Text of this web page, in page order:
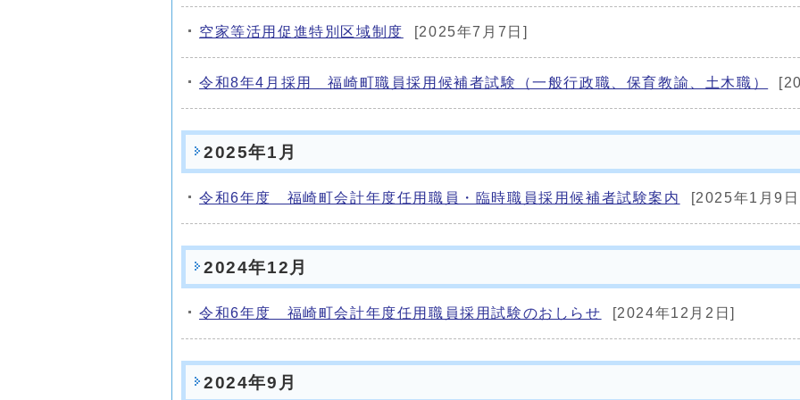
空家等活用促進特別区域制度 [2025年7月7日]
令和8年4月採用 福崎町職員採用候補者試験（一般行政職、保育教諭、土木職）
2025年1月
令和6年度 福崎町会計年度任用職員・臨時職員採用候補者試験案内 [2025年1月9日
2024年12月
令和6年度 福崎町会計年度任用職員採用試験のおしらせ [2024年12月2日]
2024年9月